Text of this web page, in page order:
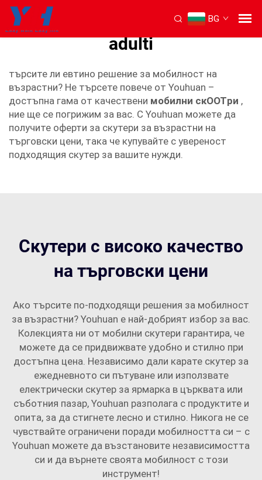
BG
евтини мобилни скутъри за
adulti
търсите ли евтино решение за мобилност на
възрастни? Не търсете повече от Youhuan –
достъпна гама от качествени мобилни скOOTри ,
ние ще се погрижим за вас. С Youhuan можете да
получите оферти за скутери за възрастни на
търговски цени, така че купувайте с увереност
подходящия скутер за вашите нужди.
Скутери с високо качество
на търговски цени
Ако търсите по-подходящи решения за мобилност
за възрастни? Youhuan е най-добрият избор за вас.
Колекцията ни от мобилни скутери гарантира, че
можете да се придвижвате удобно и стилно при
достъпна цена. Независимо дали карате скутер за
ежедневното си пътуване или използвате
електрически скутер за ярмарка в църквата или
съботния пазар, Youhuan разполага с продуктите и
опита, за да стигнете лесно и стилно. Никога не се
чувствайте ограничени поради мобилността си – с
Youhuan можете да възстановите независимостта
си и да върнете своята мобилност с този
инструмент!